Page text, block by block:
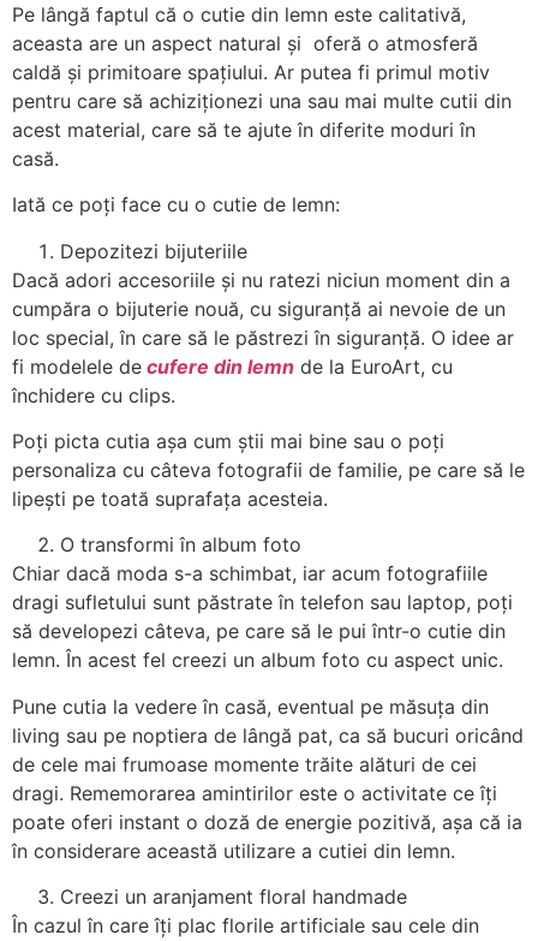
Pe lângă faptul că o cutie din lemn este calitativă,
aceasta are un aspect natural și oferă o atmosferă
caldă și primitoare spațiului. Ar putea fi primul motiv
pentru care să achiziționezi una sau mai multe cutii din
acest material, care să te ajute în diferite moduri în
casă.
Iată ce poți face cu o cutie de lemn:
Depozitezi bijuteriile
Dacă adori accesoriile și nu ratezi niciun moment din a
cumpăra o bijuterie nouă, cu siguranță ai nevoie de un
loc special, în care să le păstrezi în siguranță. O idee ar
fi modelele de cufere din lemn de la EuroArt, cu
închidere cu clips.
Poți picta cutia așa cum știi mai bine sau o poți
personaliza cu câteva fotografii de familie, pe care să le
lipești pe toată suprafața acesteia.
O transformi în album foto
Chiar dacă moda s-a schimbat, iar acum fotografiile
dragi sufletului sunt păstrate în telefon sau laptop, poți
să developezi câteva, pe care să le pui într-o cutie din
lemn. În acest fel creezi un album foto cu aspect unic.
Pune cutia la vedere în casă, eventual pe măsuța din
living sau pe noptiera de lângă pat, ca să bucuri oricând
de cele mai frumoase momente trăite alături de cei
dragi. Rememorarea amintirilor este o activitate ce îți
poate oferi instant o doză de energie pozitivă, așa că ia
în considerare această utilizare a cutiei din lemn.
Creezi un aranjament floral handmade
În cazul în care îți plac florile artificiale sau cele din